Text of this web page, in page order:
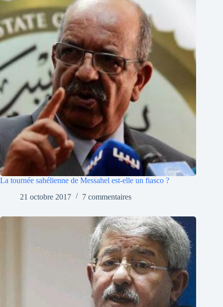
La tournée sahélienne de Messahel est-elle un fiasco ?
21 octobre 2017
7 commentaires